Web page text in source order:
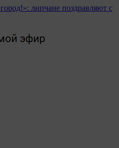
липчане поздравляют с